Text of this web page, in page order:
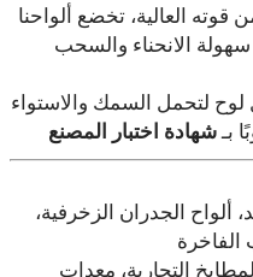
قوته العالية، تخضع ألواحنا
سهولة الانحناء والسحب
لتحمل السمك والاستواء
بـ
ألواح الجدران الزخرفية،
التجارية، معدات